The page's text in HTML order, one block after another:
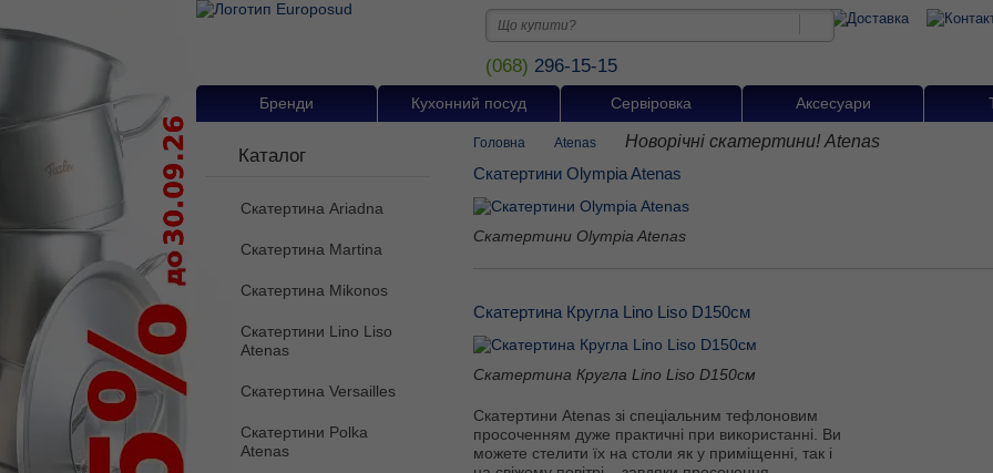
(068) 296-15-15
Бренди Кухонний посуд Сервіровка Аксесуари
Каталог
Скатертина Ariadna
Скатертина Martina
Скатертина Mikonos
Скатертини Lino Liso
Atenas
Скатертина Versailles
Скатертини Polka
Atenas
Головна Atenas
Новорічні скатертини! Atenas
Скатертини Olympia Atenas
Скатертини Olympia Atenas
Скатертина Кругла Lino Liso D150см
Скатертина Кругла Lino Liso D150см
Скатертини Atenas зі спеціальним тефлоновим
просоченням дуже практичні при використанні. Ви
можете стелити їх на столи як у приміщенні, так і